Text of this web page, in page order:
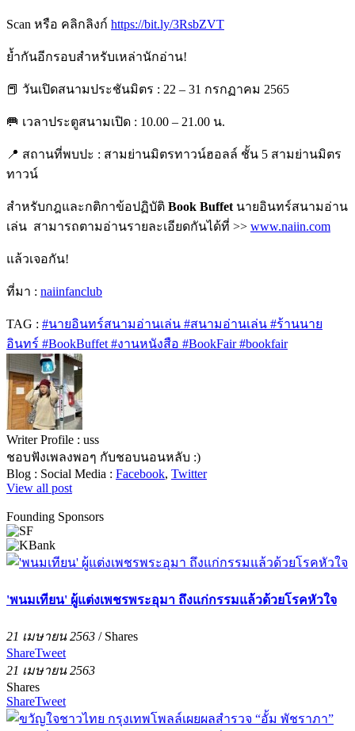
Scan หรือ คลิกลิงก์ https://bit.ly/3RsbZVT
ย้ำกันอีกรอบสำหรับเหล่านักอ่าน!
📕 วันเปิดสนามประชันมิตร : 22 – 31 กรกฏาคม 2565
🥅 เวลาประตูสนามเปิด : 10.00 – 21.00 น.
📍 สถานที่พบปะ : สามย่านมิตรทาวน์ฮอลล์ ชั้น 5 สามย่านมิตร
ทาวน์
สำหรับกฎและกติกาข้อปฏิบัติ Book Buffet นายอินทร์สนามอ่าน
เล่น สามารถตามอ่านรายละเอียดกันได้ที่ >> www.naiin.com
แล้วเจอกัน!
ที่มา : naiinfanclub
TAG : #นายอินทร์สนามอ่านเล่น #สนามอ่านเล่น #ร้านนาย
อินทร์ #BookBuffet #งานหนังสือ #BookFair #bookfair
Writer Profile : uss
ชอบฟังเพลงพอๆ กับชอบนอนหลับ :)
Blog : Social Media : Facebook, Twitter
View all post
Founding Sponsors
'พนมเทียน' ผู้แต่งเพชรพระอุมา ถึงแก่กรรมแล้วด้วยโรคหัวใจ
21 เมษายน 2563 / Shares
ShareTweet
21 เมษายน 2563
Shares
ShareTweet